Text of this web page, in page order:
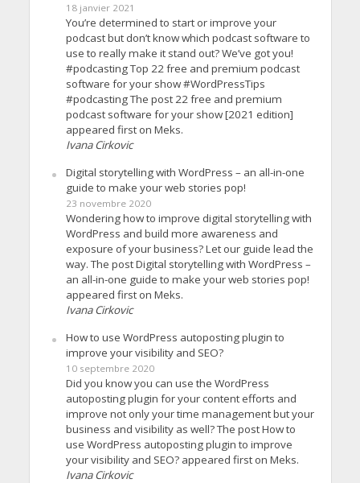
18 janvier 2021
You’re determined to start or improve your
podcast but don’t know which podcast software to
use to really make it stand out? We’ve got you!
#podcasting Top 22 free and premium podcast
software for your show #WordPressTips
#podcasting The post 22 free and premium
podcast software for your show [2021 edition]
appeared first on Meks.
Ivana Cirkovic
Digital storytelling with WordPress – an all-in-one
guide to make your web stories pop!
23 novembre 2020
Wondering how to improve digital storytelling with
WordPress and build more awareness and
exposure of your business? Let our guide lead the
way. The post Digital storytelling with WordPress –
an all-in-one guide to make your web stories pop!
appeared first on Meks.
Ivana Cirkovic
How to use WordPress autoposting plugin to
improve your visibility and SEO?
10 septembre 2020
Did you know you can use the WordPress
autoposting plugin for your content efforts and
improve not only your time management but your
business and visibility as well? The post How to
use WordPress autoposting plugin to improve
your visibility and SEO? appeared first on Meks.
Ivana Cirkovic